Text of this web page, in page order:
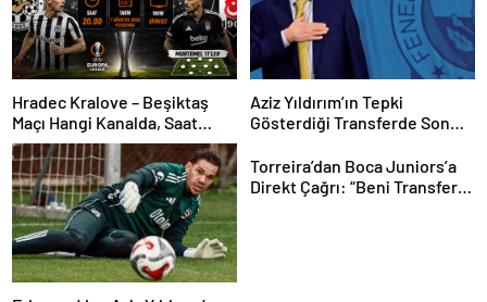
Hradec Kralove – Beşiktaş
Maçı Hangi Kanalda, Saat
Kaçta, Şifresiz Mi? Avrupa Ligi
3. Ön Eleme Maçı Muhtemel
11’ler…
Aziz Yıldırım’ın Tepki
Gösterdiği Transferde Son
Belli Oldu
Torreira’dan Boca Juniors’a
Direkt Çağrı: “Beni Transfer